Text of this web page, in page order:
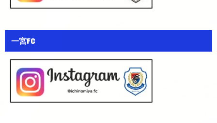
一宮FC